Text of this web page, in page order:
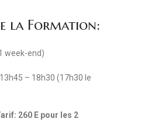
la Formation:
week-end)
– 18h30 (17h30 le
260 E pour les 2